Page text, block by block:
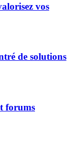
vos
de solutions
forums